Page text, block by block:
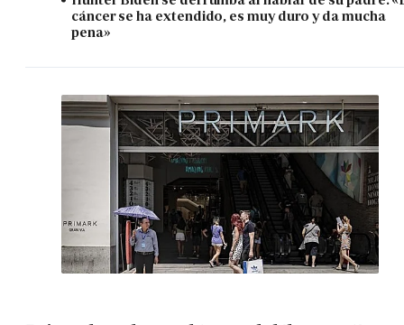
cáncer se ha extendido, es muy duro y da mucha
pena»